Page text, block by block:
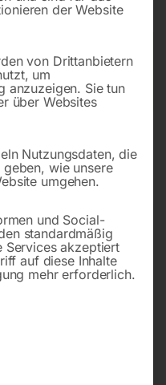
gelten für Österreich.
zu diesem
weiter.
der Website
von Drittanbietern
um
anzuzeigen. Sie tun
über Websites
Nutzungsdaten, die
wie unsere
umgehen.
und Social-
standardmäßig
Services akzeptiert
auf diese Inhalte
mehr erforderlich.